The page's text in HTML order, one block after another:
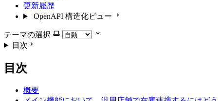
更新履歴
OpenAPI 構造化ビュー
テーマの選択
目次
目次
概要